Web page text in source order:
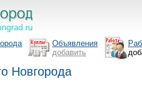
Объявления
добавить
Новгорода